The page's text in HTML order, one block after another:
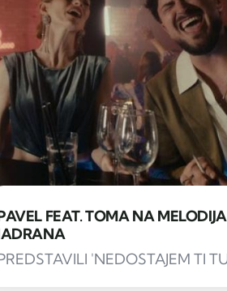
NA MELODIJAMA
TI TUGO'